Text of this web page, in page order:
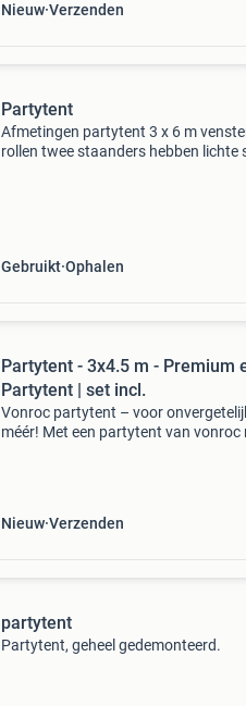
Nieuw Verzenden
Partytent
Afmetingen partytent 3 x 6 m
rollen twee staanders hebben lichte
Gebruikt Ophalen
Partytent - 3x4.5 m - Premium
Partytent | set incl.
Vonroc partytent – voor
méér! Met een partytent van vonroc
Nieuw Verzenden
partytent
Partytent, geheel gedemonteerd.